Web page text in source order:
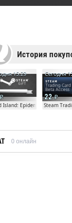
История
15:29
Island: Epidemic Beta Gift
22
Сегодня
Steam
0 онлайн